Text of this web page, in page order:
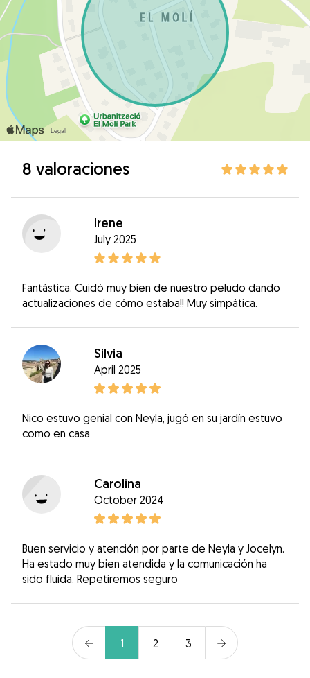
8 valoraciones
Irene
July 2025
Fantástica. Cuidó muy bien de nuestro peludo dando
actualizaciones de cómo estaba!! Muy simpática.
Silvia
April 2025
Nico estuvo genial con Neyla, jugó en su jardín estuvo
como en casa
Carolina
October 2024
Buen servicio y atención por parte de Neyla y Jocelyn.
Ha estado muy bien atendida y la comunicación ha
sido fluida. Repetiremos seguro
1 2 3